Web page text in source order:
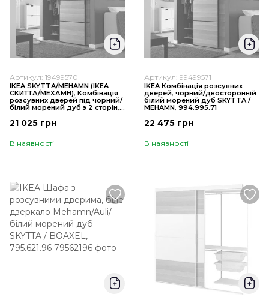
Артикул: 19499570
IKEA SKYTTA/MEHAMN (ІKEA
СКИТТА/МЕХАМН), Комбінація
розсувних дверей під чорний/
білий морений дуб з 2 сторін,
21 025 грн
В наявності
Артикул: 99499571
IKEA Комбінація розсувних
дверей, чорний/двосторонній
білий морений дуб SKYTTA /
MEHAMN, 994.995.71
22 475 грн
В наявності